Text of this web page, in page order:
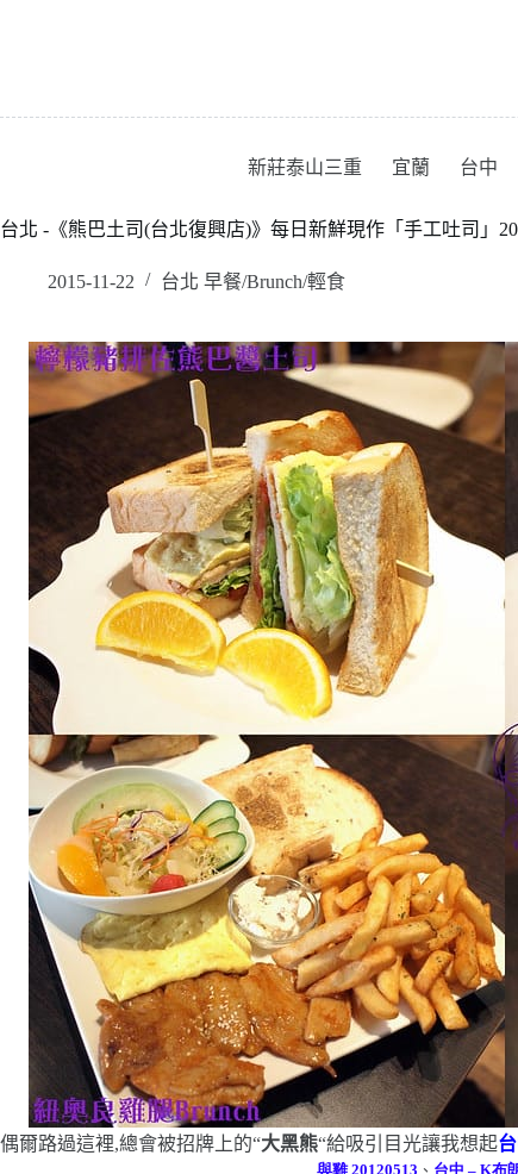
新莊泰山三重 宜蘭 台中
台北 -《熊巴土司(台北復興店)》每日新鮮現作「手工吐司」
2015-11-22 台北 早餐/Brunch/輕食
偶爾路過這裡,總會被招牌上的“大黑熊“給吸引目光讓我想起
與雞20120513 、 台中 – K布